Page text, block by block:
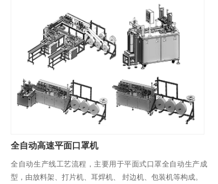
全自动高速平面口罩机
全自动生产线工艺流程，主要用于平面式口罩全自动生产成
型，由放料架、打片机、耳焊机、 封边机、包装机等构成。